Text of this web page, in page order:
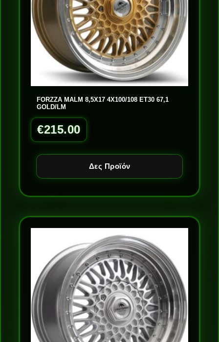
FORZZA MALM 8,5X17 4X100/108 ET30 67,1
GOLD/LM
€215.00
Δες Προϊόν